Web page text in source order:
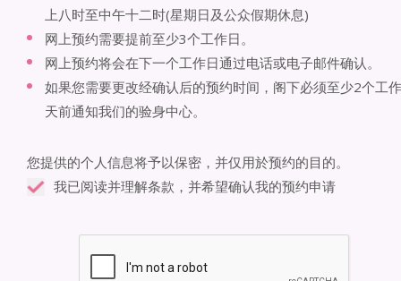
上八时至中午十二时(星期日及公众假期休息)
网上预约需要提前至少3个工作日。
网上预约将会在下一个工作日通过电话或电子邮件确认。
如果您需要更改经确认后的预约时间，阁下必须至少2个工作
天前通知我们的验身中心。
您提供的个人信息将予以保密，并仅用於预约的目的。
我已阅读并理解条款，并希望确认我的预约申请